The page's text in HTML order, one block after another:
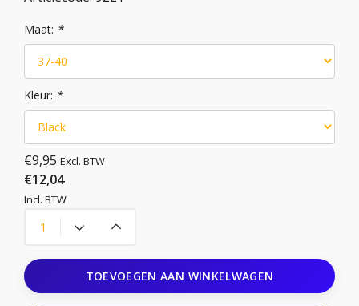
Maat: *
Kleur: *
€9,95 Excl. BTW
€12,04
Incl. BTW
TOEVOEGEN AAN WINKELWAGEN